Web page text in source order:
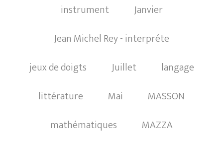
instrument
Janvier
Jean Michel Rey - interpréte
jeux de doigts
Juillet
langage
littérature
Mai
MASSON
mathématiques
MAZZA